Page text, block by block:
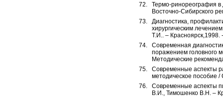
Термо-ринореография в
Восточно-Сибирского
Диагностика,
хирургическим
Т.И.. – Красноярск,1998.
Современная
поражением головного
Методические
Современные аспекты
методическое пособие
Современные аспекты
В.И., Тимошенко В.Н. –